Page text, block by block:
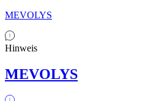
MEVOLYS
Hinweis
MEVOLYS